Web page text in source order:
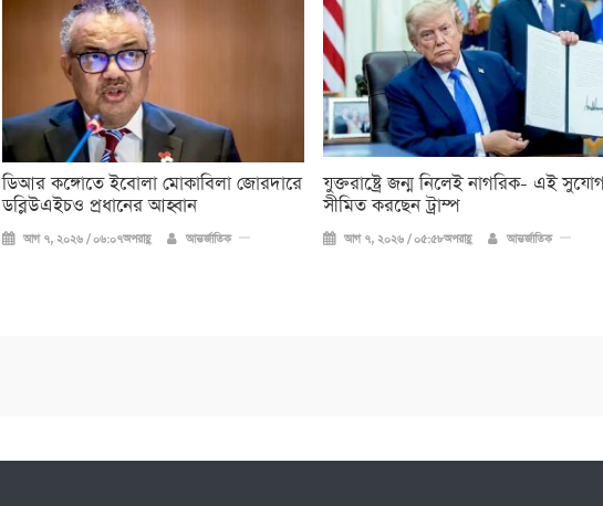
ডিআর কঙ্গোতে ইবোলা মোকাবিলা জোরদারে
ডব্লিউএইচও প্রধানের আহ্বান
আগ ৭, ২০২৬ / ০৬:০৭অপরাহ্ণ আন্তর্জাতিক
যুক্তরাষ্ট্রে জন্ম নিলেই নাগরিক- এই
সীমিত করছেন ট্রাম্প
আগ ৭, ২০২৬ / ০৫:৫৮অপরাহ্ণ আন্তর্জাতিক